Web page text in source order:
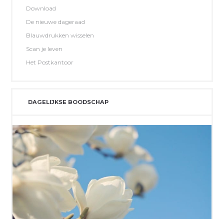
Download
De nieuwe dageraad
Blauwdrukken wisselen
Scan je leven
Het Postkantoor
DAGELIJKSE BOODSCHAP